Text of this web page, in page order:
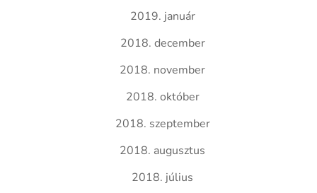
2019. január
2018. december
2018. november
2018. október
2018. szeptember
2018. augusztus
2018. július